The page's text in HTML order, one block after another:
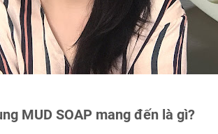
MUD SOAP mang đến là gì?